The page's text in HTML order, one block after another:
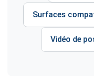
Surfaces
Vidéo de